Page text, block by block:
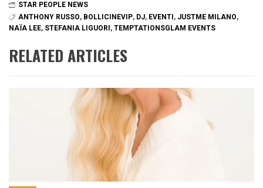
STAR PEOPLE NEWS
ANTHONY RUSSO, BOLLICINEVIP, DJ, EVENTI , JUSTME MILANO,
NAÏA LEE, STEFANIA LIGUORI , TEMPTATIONSGLAM EVENTS
RELATED ARTICLES